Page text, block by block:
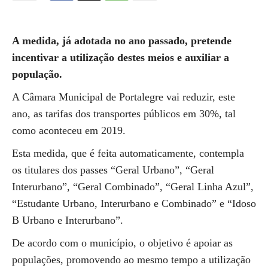
A medida, já adotada no ano passado, pretende
incentivar a utilização destes meios e auxiliar a
população.
A Câmara Municipal de Portalegre vai reduzir, este
ano, as tarifas dos transportes públicos em 30%, tal
como aconteceu em 2019.
Esta medida, que é feita automaticamente, contempla
os titulares dos passes “Geral Urbano”, “Geral
Interurbano”, “Geral Combinado”, “Geral Linha Azul”,
“Estudante Urbano, Interurbano e Combinado” e “Idoso
B Urbano e Interurbano”.
De acordo com o município, o objetivo é apoiar as
populações, promovendo ao mesmo tempo a utilização